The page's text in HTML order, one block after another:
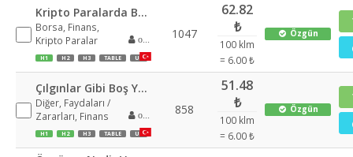
Kripto Paralarda Boğaya Nasıl Hazırlanır
Borsa, Finans,
Kripto Paralar
H1 H2 H3 TABLE UL
1047
62.82
₺
100 klm
= 6.00 ₺
Özgün
Çılgınlar Gibi Boş Yere Yapılan Harcamalar
Diğer, Faydaları /
Zararları, Finans
H1 H2 H3 TABLE UL
858
51.48
₺
100 klm
= 6.00 ₺
Özgün